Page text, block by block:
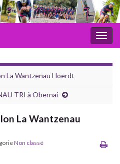
La Wantzenau Hoerdt
TRI à Obernai
La Wantzenau
Non classé